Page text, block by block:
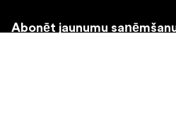
Abonēt jaunumu